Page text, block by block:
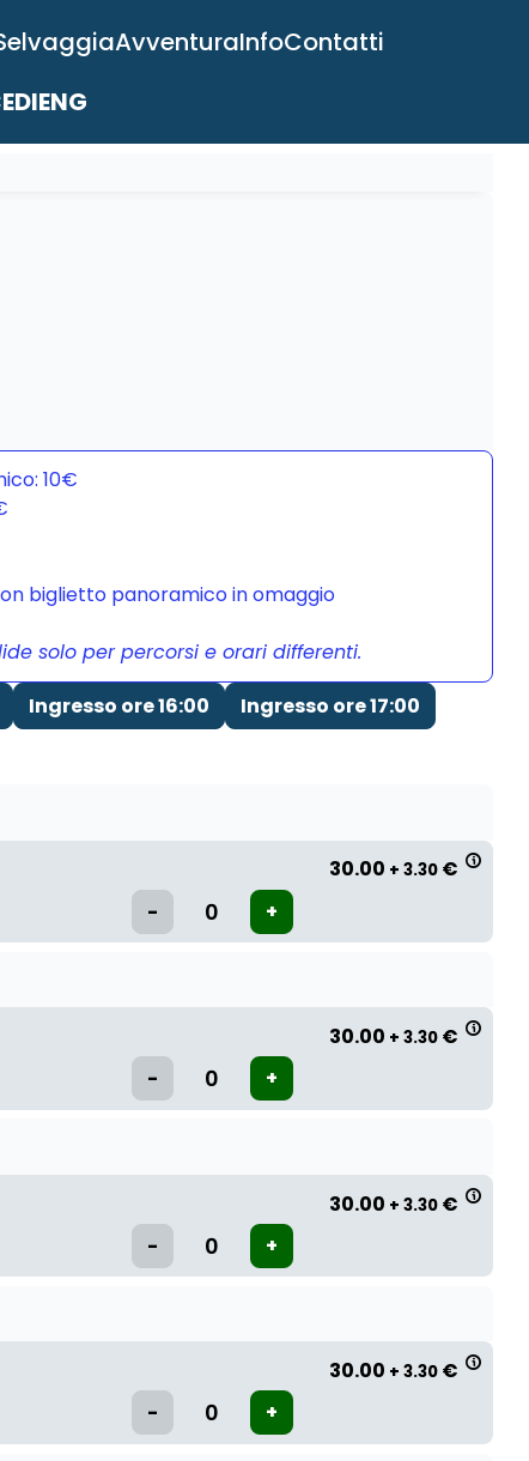
AvventuraInfoContatti
ENG
10€
biglietto panoramico in omaggio
solo per percorsi e orari differenti.
Ingresso ore 16:00
Ingresso ore 17:00
30.00 + 3.30 €
30.00 + 3.30 €
30.00 + 3.30 €
30.00 + 3.30 €